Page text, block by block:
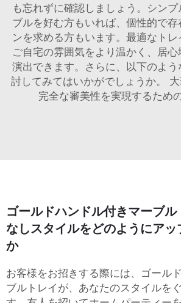
も忘れずに確認しましょう。シン
ブルを好む方もいれば、個性的で存
ンを求める方もいます。最適なトレ
ご自宅の雰囲気をより温かく、居心
演出できます。さらに、以下のよ
討してみてはいかがでしょうか。
完全な審美性を実現するため
ゴールドハンドル付きマーブル
なしスタイルをどのようにアッ
か
お客様をお招きする際には、ゴール
ブルトレイが、あなたのスタイルを